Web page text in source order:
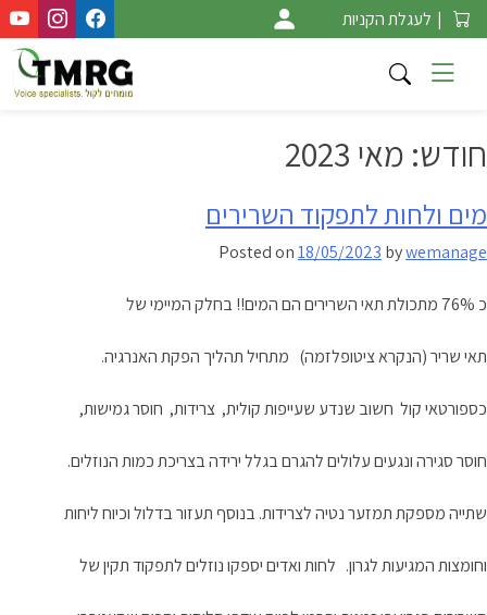
Skip
to
content
| לעגלת הקניות
חודש: מאי 2023
מים ולחות לתפקוד השרירים
Posted on18/05/2023 bywemanage
כ 76% מתכולת תאי השרירים הם המים!! בחלק המיימי של
תאי שריר (הנקרא ציטופלזמה) מתחיל תהליך הפקת האנרגיה.
כספורטאי קול חשוב שנדע שעייפות קולית, צרידות, חוסר גמישות,
חוסר סגירה ונגעים עלולים להגרם בגלל ירידה בצריכת כמות הנוזלים.
שתייה מספקת תמזער נטיה לצרידות. בנוסף תעזור בדלול וכיוח ליחות
וחומצות המגיעות לגרון. לחות ואדים יספקו נוזלים לתפקוד תקין של